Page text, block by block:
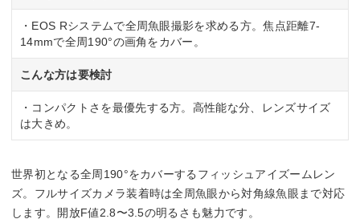
・EOS Rシステムで全周魚眼撮影を求める方。焦点距離7-
14mmで全周190°の画角をカバー。
こんな方は要検討
・コンパクトさを最優先する方。高性能な分、レンズサイズ
は大きめ。
世界初となる全周190°をカバーするフィッシュアイズームレン
ズ。フルサイズカメラ装着時は全周魚眼から対角線魚眼まで対応
します。開放F値2.8〜3.5の明るさも魅力です。